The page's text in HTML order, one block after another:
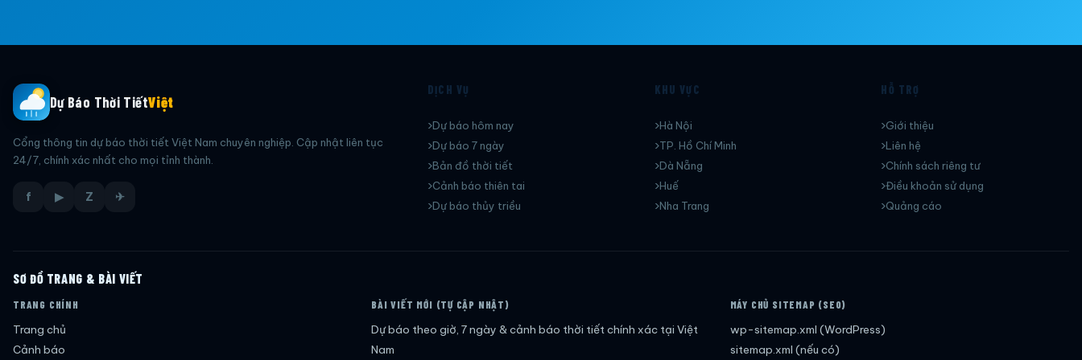
Dự Báo Thời TiếtViệt
Cổng thông tin dự báo thời tiết Việt Nam chuyên nghiệp. Cập nhật liên tục
24/7, chính xác nhất cho mọi tỉnh thành.
f ▶ Z ✈
DỊCH VỤ
Dự báo hôm nay
Dự báo 7 ngày
Bản đồ thời tiết
Cảnh báo thiên tai
Dự báo thủy triều
KHU VỰC
Hà Nội
TP. Hồ Chí Minh
Dà Nẵng
Huế
Nha Trang
HỖ TRỢ
Giới thiệu
Liên hệ
Chính sách riêng tư
Điều khoản sử dụng
Quảng cáo
SƠ ĐỒ TRANG & BÀI VIẾT
TRANG CHÍNH
Trang chủ
Cảnh báo
BÀI VIẾT MỚI (TỰ CẬP NHẬT)
Dự báo theo giờ, 7 ngày & cảnh báo thời tiết chính xác tại Việt
Nam
MÁY CHỦ SITEMAP (SEO)
wp-sitemap.xml (WordPress)
sitemap.xml (nếu có)